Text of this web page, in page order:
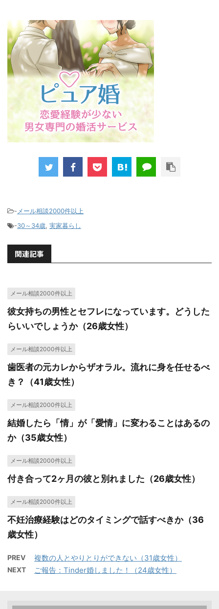
- メール相談2000件以上
-30～34歳, 実家暮らし
関連記事
メール相談2000件以上
彼女持ちの男性とセフレになっています。どうした
らいいでしょうか（26歳女性）
メール相談2000件以上
歯医者の元カレからザオラル。流れに身を任せるべ
き？（41歳女性）
メール相談2000件以上
結婚したら「情」が「愛情」に変わることはあるの
か（35歳女性）
メール相談2000件以上
付き合って2ヶ月の彼と別れました（26歳女性）
メール相談2000件以上
不妊治療経験はどのタイミングで話すべきか（36
歳女性）
PREV 複数の人とやりとりができない（31歳女性）
NEXT ご報告：Tinder婚しました！（24歳女性）